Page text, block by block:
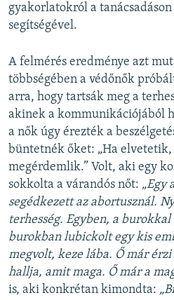
gyakorlatokról a
segítségével.
A felmérés eredménye azt
többségében a védőnők
arra, hogy tartsák meg a
akinek a kommunikációjából
a nők úgy érezték a
büntetnék őket: „Ha elvetetik,
megérdemlik.” Volt, aki egy
sokkolta a várandós nőt: „Egy
segédkezett az abortusznál.
terhesség. Egyben, a
burokban lubickolt egy kis
megvolt, keze lába. Ő már
hallja, amit maga. Ő már a
is, aki konkrétan kimondta: